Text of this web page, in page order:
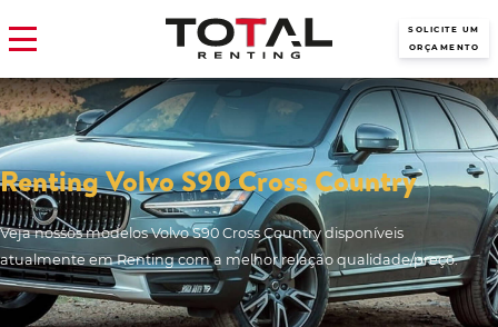
SOLICITE UM
ORÇAMENTO
Renting Volvo S90 Cross Country
Veja nossos modelos Volvo S90 Cross Country disponíveis
atualmente em Renting com a melhor relação qualidade/preço.